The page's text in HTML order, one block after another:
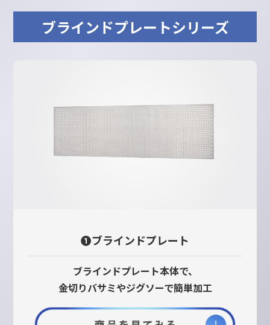
ブラインドプレートシリーズ
❶ブラインドプレート
ブラインドプレート本体で、
金切りバサミやジグソーで簡単加工